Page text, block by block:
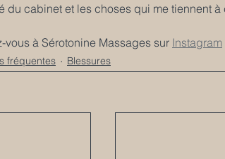
du cabinet et les choses qui me tiennent à
vous à Sérotonine Massages sur Instagram
fréquentes Blessures